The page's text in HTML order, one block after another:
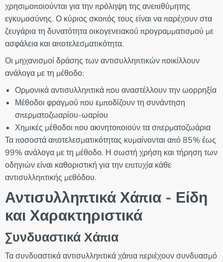
χρησιμοποιούνται για την πρόληψη της ανεπιθύμητης
εγκυμοσύνης. Ο κύριος σκοπός τους είναι να παρέχουν στα
ζευγάρια τη δυνατότητα οικογενειακού προγραμματισμού με
ασφάλεια και αποτελεσματικότητα.
Οι μηχανισμοί δράσης των αντισυλληπτικών ποικίλλουν
ανάλογα με τη μέθοδο:
Ορμονικά αντισυλληπτικά που αναστέλλουν την ωορρηξία
Μέθοδοι φραγμού που εμποδίζουν τη συνάντηση
σπερματοζωαρίου-ωαρίου
Χημικές μέθοδοι που ακινητοποιούν τα σπερματοζωάρια
Τα ποσοστά αποτελεσματικότητας κυμαίνονται από 85% έως
99% ανάλογα με τη μέθοδο. Η σωστή χρήση και τήρηση των
οδηγιών είναι καθοριστική για την επιτυχία κάθε
αντισυλληπτικής μεθόδου.
Αντισυλληπτικά Χάπια - Είδη
και Χαρακτηριστικά
Συνδυαστικά Χάπια
Τα συνδυαστικά αντισυλληπτικά χάπια περιέχουν συνδυασμό